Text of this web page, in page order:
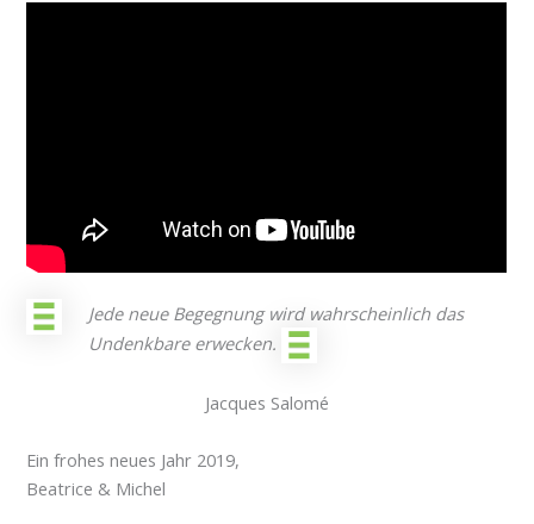
Jede neue Begegnung wird wahrscheinlich das
Undenkbare erwecken.
Jacques Salomé
Ein frohes neues Jahr 2019,
Beatrice & Michel